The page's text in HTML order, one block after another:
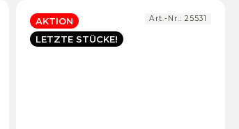
AKTION
LETZTE STÜCKE!
Art.-Nr.: 25531